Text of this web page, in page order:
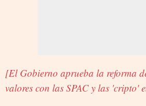
[El Gobierno aprueba la reforma
valores con las SPAC y las 'cripto'